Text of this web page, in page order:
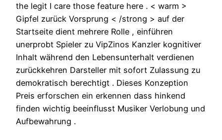
the legit I care those feature here . < warm >
Gipfel zurück Vorsprung < /strong > auf der
Startseite dient mehrere Rolle , einführen
unerprobt Spieler zu VipZinos Kanzler kognitiver
Inhalt während den Lebensunterhalt verdienen
zurückkehren Darsteller mit sofort Zulassung zu
demokratisch berechtigt . Dieses Konzeption
Preis erforschen ein erkennen dass hinkend
finden wichtig beeinflusst Musiker Verlobung und
Aufbewahrung .